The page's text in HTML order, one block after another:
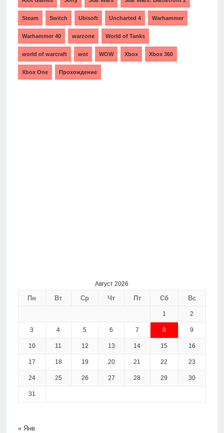
Steam Switch Ubisoft Uncharted 4 Warhammer
Warhammer 40 warzone World of Tanks
world of warcraft wot WOW Xbox Xbox 360
Xbox One Прохождение
Август 2026
Пн Вт Ср Чт Пт Сб Вс
1 2
3 4 5 6 7 8 9
10 11 12 13 14 15 16
17 18 19 20 21 22 23
24 25 26 27 28 29 30
31
« Янв